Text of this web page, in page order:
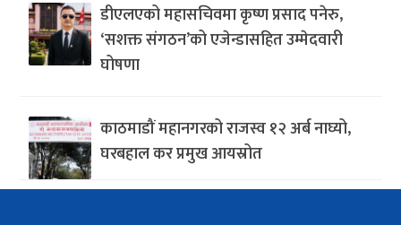
डीएलएको महासचिवमा कृष्ण प्रसाद पनेरु,
‘सशक्त संगठन’को एजेन्डासहित उम्मेदवारी
घोषणा
काठमाडौं महानगरको राजस्व १२ अर्ब नाघ्यो,
घरबहाल कर प्रमुख आयस्रोत